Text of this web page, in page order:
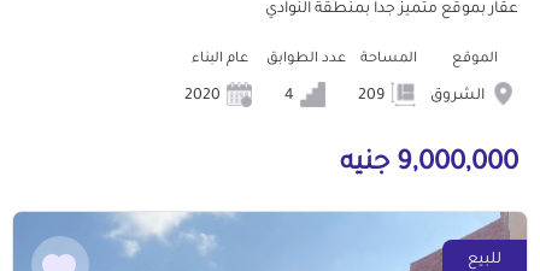
عقار بموقع متميز جدا بمنطقة النوادي
الموقع
الشروق
المساحة عدد الطوابق عام البناء
9,000,000 جنيه
للبيع